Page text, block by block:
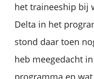
het traineeship bij
Delta in het
stond daar toen
heb meegedacht
programma en wat